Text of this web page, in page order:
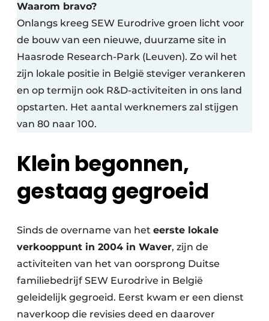
Waarom bravo?
Onlangs kreeg SEW Eurodrive groen licht voor
de bouw van een nieuwe, duurzame site in
Haasrode Research-Park (Leuven). Zo wil het
zijn lokale positie in België steviger verankeren
en op termijn ook R&D-activiteiten in ons land
opstarten. Het aantal werknemers zal stijgen
van 80 naar 100.
Klein begonnen,
gestaag gegroeid
Sinds de overname van het eerste lokale
verkooppunt in 2004 in Waver, zijn de
activiteiten van het van oorsprong Duitse
familiebedrijf SEW Eurodrive in België
geleidelijk gegroeid. Eerst kwam er een dienst
naverkoop die revisies deed en daarover